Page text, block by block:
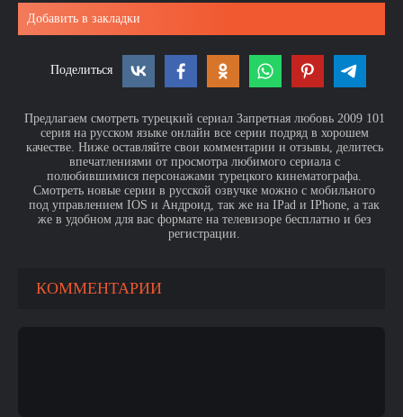
Добавить в закладки
Поделиться
Предлагаем смотреть турецкий сериал Запретная любовь 2009 101
серия на русском языке онлайн все серии подряд в хорошем
качестве. Ниже оставляйте свои комментарии и отзывы, делитесь
впечатлениями от просмотра любимого сериала с
полюбившимися персонажами турецкого кинематографа.
Смотреть новые серии в русской озвучке можно с мобильного
под управлением IOS и Андроид, так же на IPad и IPhone, а так
же в удобном для вас формате на телевизоре бесплатно и без
регистрации.
КОММЕНТАРИИ